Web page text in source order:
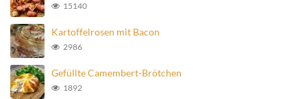
15140
Kartoffelrosen mit Bacon
2986
Gefüllte Camembert-Brötchen
1892